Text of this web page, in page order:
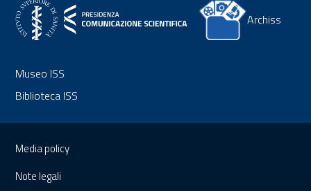
Archiss
Museo ISS
Biblioteca ISS
Media policy
Note legali